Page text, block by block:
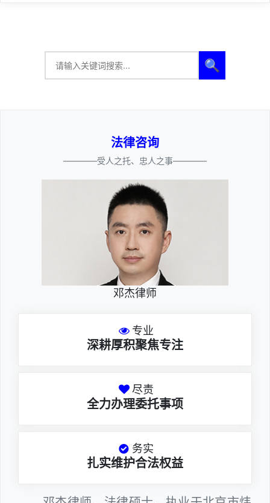
🔍
法律咨询
————受人之托、忠人之事————
邓杰律师
专业
深耕厚积聚焦专注
尽责
全力办理委托事项
务实
扎实维护合法权益